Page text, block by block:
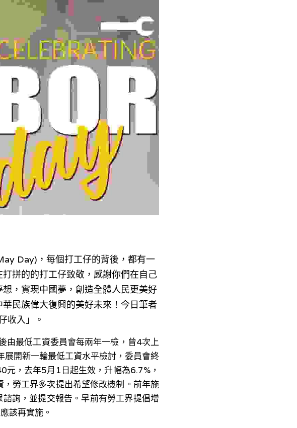
Day)，​每個打工仔的背後，都有一
拼的的打工仔致敬，感謝你們在自己
，實現中國夢，創造全體人民更美好
民族偉大復興的美好未來！​今日筆者
收入」。
最低工資委員會每兩年一檢，曾4次上
開新一輪最低工資水平檢討，委員會終
，去年5月1日起生效，升幅為6.7%，
勞工界多次提出希望修改機制。前年施
詢，並提交報告。早前有勞工界提倡增
該再實施。